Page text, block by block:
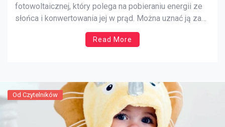
fotowoltaicznej, który polega na pobieraniu energii ze
słońca i konwertowania jej w prąd. Można uznać ją za
nowoczesną technologię przyjazną
środowisku, ponieważ wytwarzanie tego typu energii
[…]
Read More
Od Czytelników